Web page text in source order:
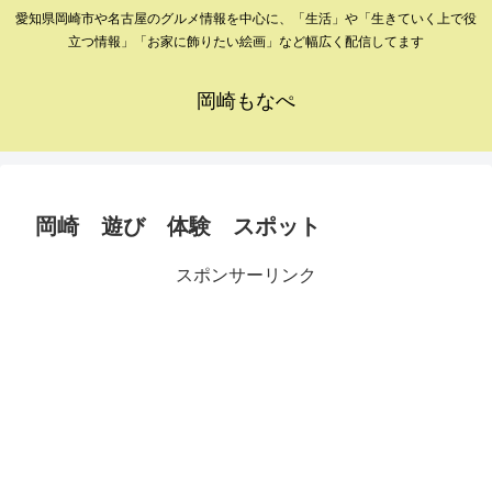
愛知県岡崎市や名古屋のグルメ情報を中心に、「生活」や「生きていく上で役
立つ情報」「お家に飾りたい絵画」など幅広く配信してます
岡崎もなぺ
岡崎 遊び 体験 スポット
スポンサーリンク